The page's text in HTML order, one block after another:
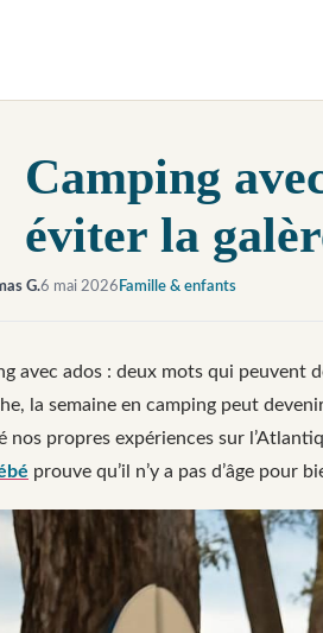
Camping
éviter la
G.6 mai 2026 Famille & enfants
avec ados : deux mots qui peuvent
la semaine en camping peut
nos propres expériences sur
prouve qu’il n’y a pas d’âge pour